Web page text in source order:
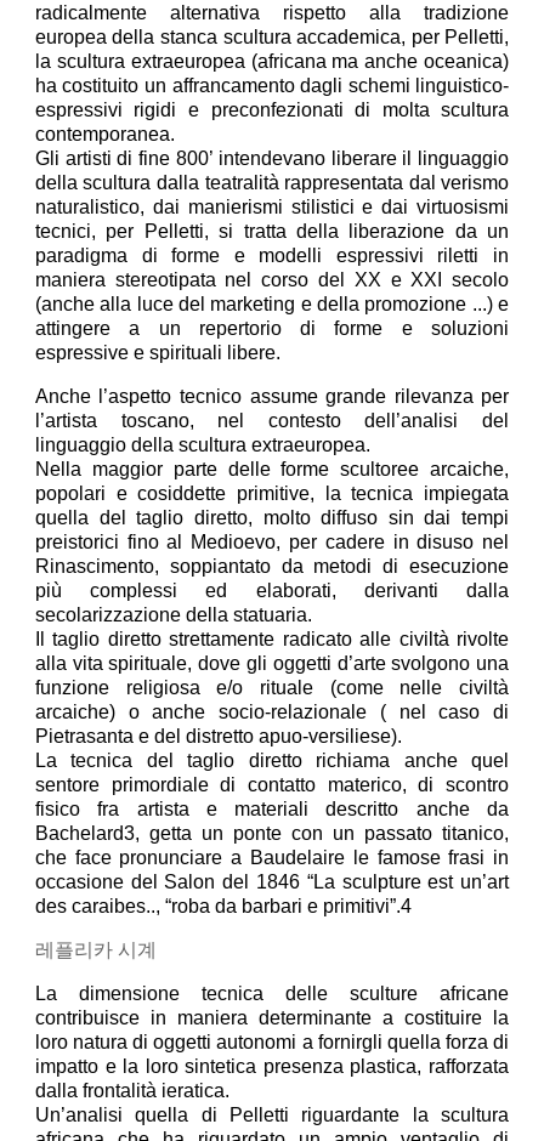
radicalmente alternativa rispetto alla tradizione
europea della stanca scultura accademica, per Pelletti,
la scultura extraeuropea (africana ma anche oceanica)
ha costituito un affrancamento dagli schemi linguistico-
espressivi rigidi e preconfezionati di molta scultura
contemporanea.
Gli artisti di fine 800’ intendevano liberare il linguaggio
della scultura dalla teatralità rappresentata dal verismo
naturalistico, dai manierismi stilistici e dai virtuosismi
tecnici, per Pelletti, si tratta della liberazione da un
paradigma di forme e modelli espressivi riletti in
maniera stereotipata nel corso del XX e XXI secolo
(anche alla luce del marketing e della promozione ...) e
attingere a un repertorio di forme e soluzioni
espressive e spirituali libere.
Anche l’aspetto tecnico assume grande rilevanza per
l’artista toscano, nel contesto dell’analisi del
linguaggio della scultura extraeuropea.
Nella maggior parte delle forme scultoree arcaiche,
popolari e cosiddette primitive, la tecnica impiegata
quella del taglio diretto, molto diffuso sin dai tempi
preistorici fino al Medioevo, per cadere in disuso nel
Rinascimento, soppiantato da metodi di esecuzione
più complessi ed elaborati, derivanti dalla
secolarizzazione della statuaria.
Il taglio diretto strettamente radicato alle civiltà rivolte
alla vita spirituale, dove gli oggetti d’arte svolgono una
funzione religiosa e/o rituale (come nelle civiltà
arcaiche) o anche socio-relazionale ( nel caso di
Pietrasanta e del distretto apuo-versiliese).
La tecnica del taglio diretto richiama anche quel
sentore primordiale di contatto materico, di scontro
fisico fra artista e materiali descritto anche da
Bachelard3, getta un ponte con un passato titanico,
che face pronunciare a Baudelaire le famose frasi in
occasione del Salon del 1846 “La sculpture est un’art
des caraibes.., “roba da barbari e primitivi”.4
레플리카 시계
La dimensione tecnica delle sculture africane
contribuisce in maniera determinante a costituire la
loro natura di oggetti autonomi a fornirgli quella forza di
impatto e la loro sintetica presenza plastica, rafforzata
dalla frontalità ieratica.
Un’analisi quella di Pelletti riguardante la scultura